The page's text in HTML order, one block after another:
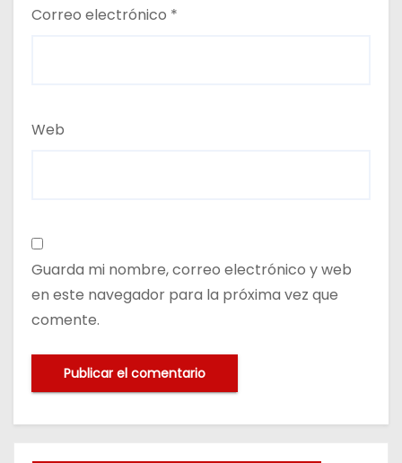
Correo electrónico *
Web
Guarda mi nombre, correo electrónico y web
en este navegador para la próxima vez que
comente.